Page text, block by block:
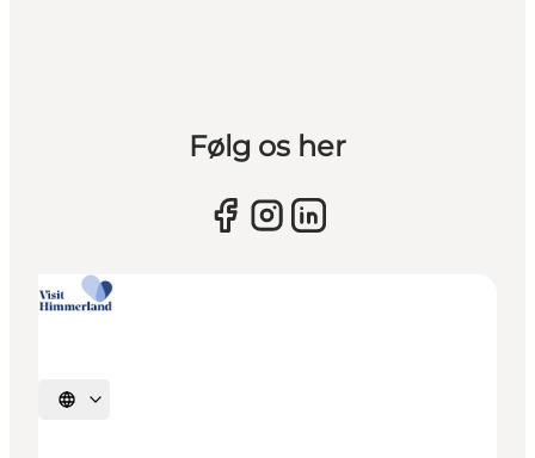
Følg os her
Sprache auswählen